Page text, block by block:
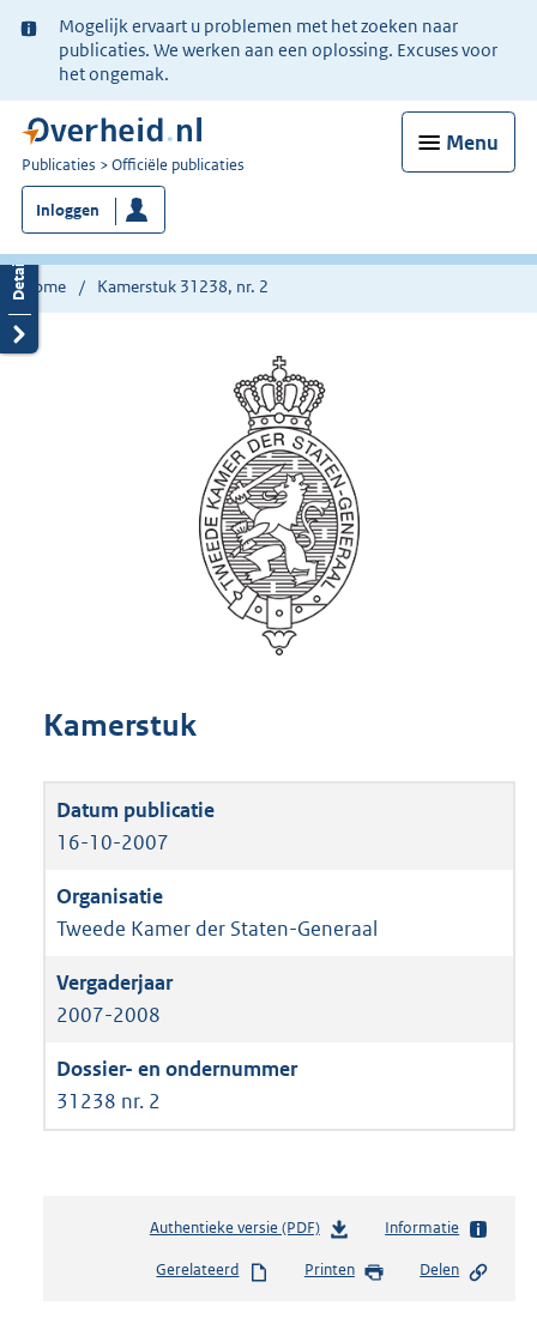
Ter
informatie:
Mogelijk ervaart u problemen met het zoeken naar
publicaties. We werken aan een oplossing. Excuses voor
het ongemak.
Menu
U
bent
nu
hier:
Publicaties Officiële publicaties
Inloggen
Home Kamerstuk 31238, nr. 2
Kamerstuk
16-10-2007
Tweede Kamer der Staten-Generaal
2007-2008
31238 nr. 2
Authentieke versie (PDF)b
s
Informatie
Gerelateerd Printen Delen